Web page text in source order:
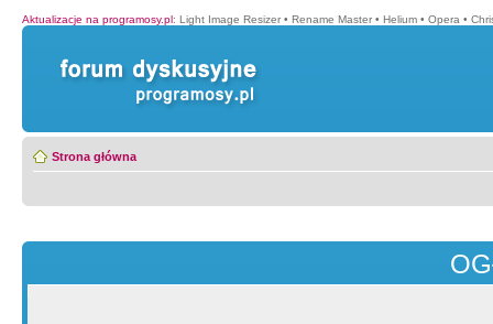
Aktualizacje na programosy.pl: Light Image Resizer • Rename Master • Helium • Opera •
Strona główna